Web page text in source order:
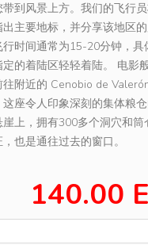
到风景上方。我们的飞行
主要地标，并分享该地区
时间通常为15-20分钟，具
的着陆区轻轻着陆。 电影
附近的 Cenobio de
座令人印象深刻的集体粮
上，拥有300多个洞穴和筒
也是通往过去的窗口。
140.00